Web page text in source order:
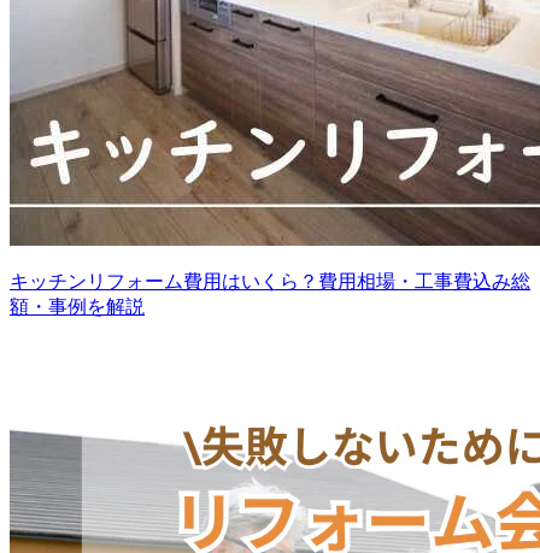
キッチンリフォーム費用はいくら？費用相場・工事費込み総
額・事例を解説